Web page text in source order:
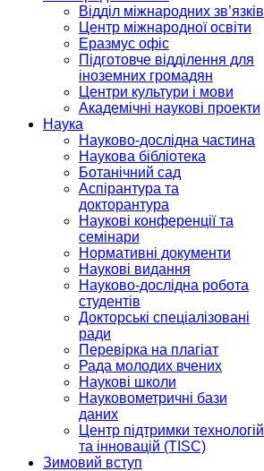
Відділ міжнародних зв’язків
Центр міжнародної освіти
Еразмус офіс
Підготовче відділення для
іноземних громадян
Центри культури і мови
Академічні наукові проекти
Наука
Науково-дослідна частина
Наукова бібліотека
Ботанічний сад
Аспірантура та
докторантура
Наукові конференції та
семінари
Нормативні документи
Наукові видання
Науково-дослідна робота
студентів
Докторські спеціалізовані
ради
Перевірка на плагіат
Рада молодих вчених
Наукові школи
Науковометричні бази
даних
Центр підтримки технологій
та інновацій (TISC)
Зимовий вступ